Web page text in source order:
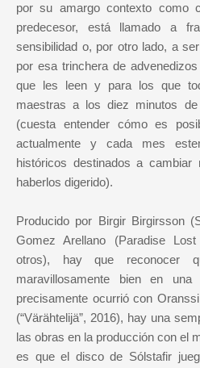
por su amargo contexto como
predecesor, está llamado a
sensibilidad o, por otro lado, a
por esa trinchera de
que les leen y para los que
maestras a los diez minutos
(cuesta entender cómo es
actualmente y cada mes
históricos destinados a
haberlos digerido).
Producido por Birgir Birgirsson
Gomez Arellano (Paradise
otros), hay que reconocer
maravillosamente bien en
precisamente ocurrió con
(“Värähtelijä”, 2016), hay una
las obras en la producción con el
es que el disco de Sólstafir